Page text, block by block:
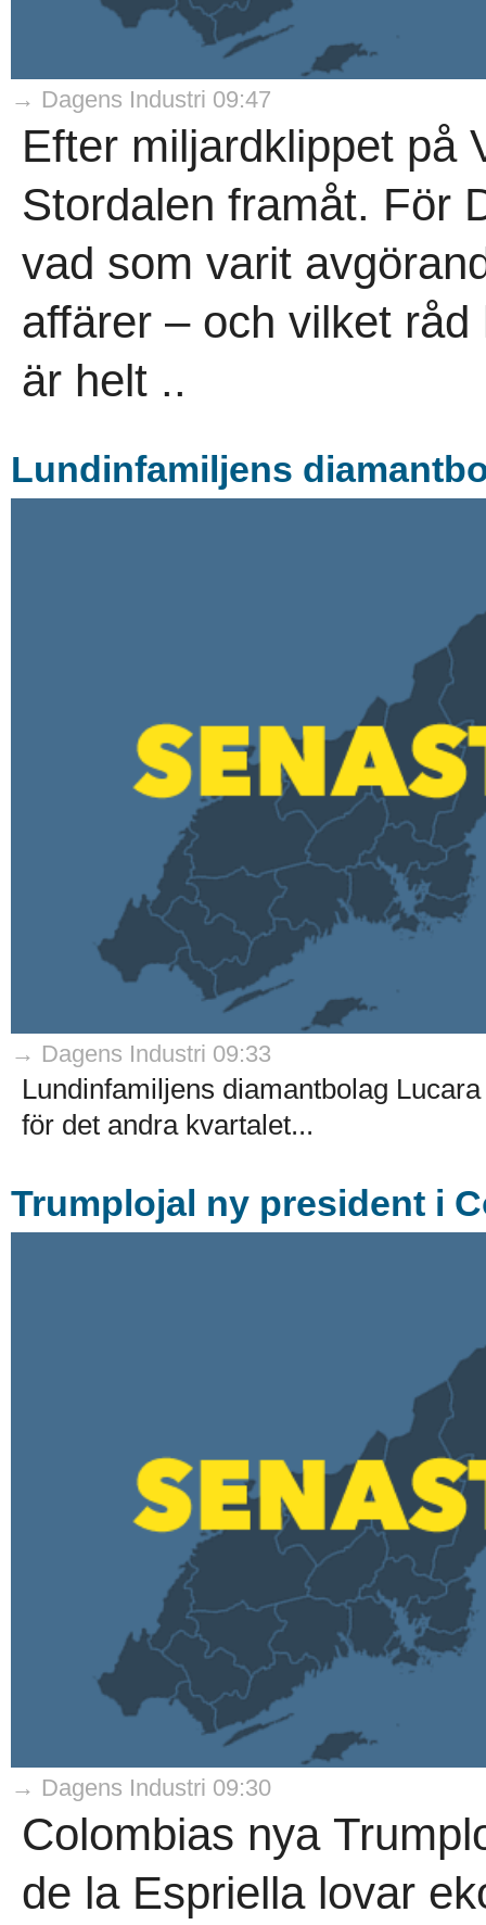
→ Dagens Industri 09:47
Efter miljardklippet på
Stordalen framåt. För
vad som varit
affärer – och vilket råd
är helt ..
Lundinfamiljens
→ Dagens Industri 09:33
Lundinfamiljens diamantbolag
för det andra kvartalet...
Trumplojal ny president i
→ Dagens Industri 09:30
Colombias nya
de la Espriella lovar